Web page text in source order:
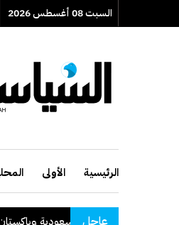
السبت 08 أغسطس 2026
الرئيسية الأولى
عاجل
السعودية وباكستان